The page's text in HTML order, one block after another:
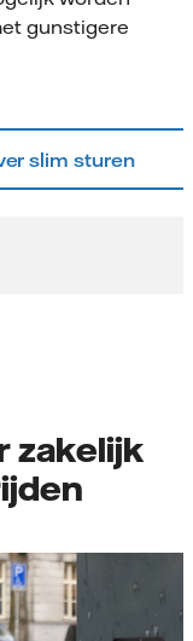
gunstigere
slim sturen
zakelijk